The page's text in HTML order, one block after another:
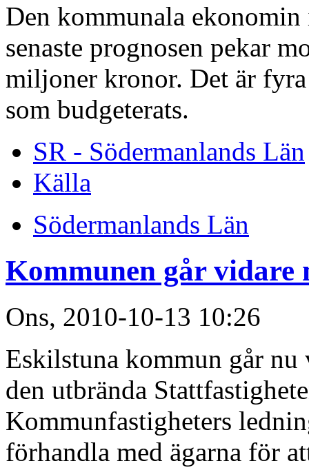
Den kommunala
senaste prognosen pekar
miljoner kronor. Det är
som budgeterats.
SR - Södermanlands Län
Källa
Södermanlands Län
Kommunen går vidare
Ons, 2010-10-13 10:26
Eskilstuna kommun går nu
den utbrända
Kommunfastigheters
förhandla med ägarna för